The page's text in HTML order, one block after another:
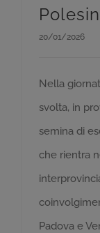
20/01/2026
Nella
svolta, in
semina di
che rientra
Padova e